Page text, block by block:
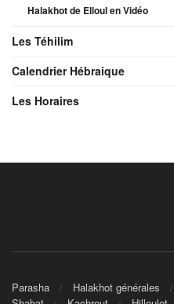
Halakhot de Elloul en Vidéo
Les Téhilim
Calendrier Hébraique
Les Horaires
Parasha Halakhot générales